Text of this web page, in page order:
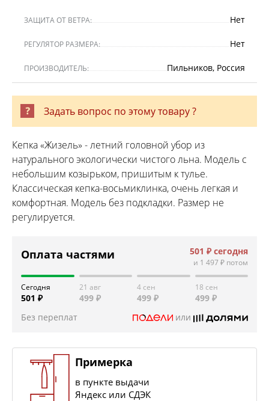
ЗАЩИТА ОТ ВЕТРА: Нет
РЕГУЛЯТОР РАЗМЕРА: Нет
ПРОИЗВОДИТЕЛЬ: Пильников, Россия
Задать вопрос по этому товару ?
Кепка «Жизель» - летний головной убор из
натурального экологически чистого льна. Модель с
небольшим козырьком, пришитым к тулье.
Классическая кепка-восьмиклинка, очень легкая и
комфортная. Модель без подкладки. Размер не
регулируется.
Оплата частями 501 ₽ сегодня
и 1 497 ₽ потом
Сегодня
501 ₽
21 авг
499 ₽
4 сен
499 ₽
18 сен
499 ₽
Без переплат
или
Примерка
в пункте выдачи
Яндекс или СДЭК